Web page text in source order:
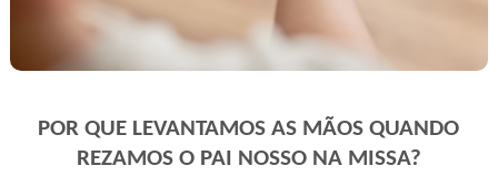
POR QUE LEVANTAMOS AS MÃOS QUANDO
REZAMOS O PAI NOSSO NA MISSA?